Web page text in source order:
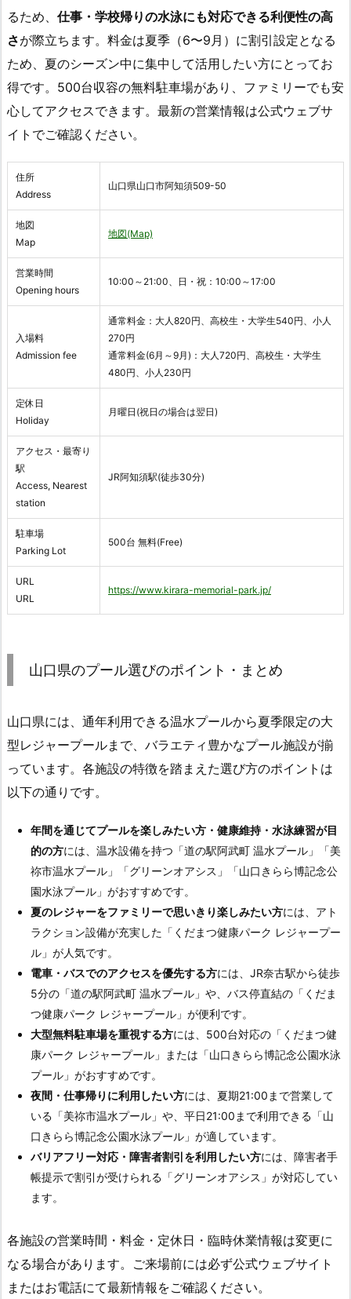
るため、 仕事・学校帰りの水泳にも対応できる利便性の高
さが際立ちます。料金は夏季（6〜9月）に割引設定となる
ため、夏のシーズン中に集中して活用したい方にとってお
得です。500台収容の無料駐車場があり、ファミリーでも安
心してアクセスできます。最新の営業情報は公式ウェブサ
イトでご確認ください。
住所
Address
山口県山口市阿知須509-50
地図
Map
地図(Map)
営業時間
Opening hours
10:00～21:00、日・祝：10:00～17:00
入場料
Admission fee
通常料金：大人820円、高校生・大学生540円、小人
270円
通常料金(6月～9月)：大人720円、高校生・大学生
480円、小人230円
定休日
Holiday
月曜日(祝日の場合は翌日)
アクセス・最寄り
駅
Access, Nearest
station
JR阿知須駅(徒歩30分)
駐車場
Parking Lot
500台 無料(Free)
URL
URL
https://www.kirara-memorial-park.jp/
山口県のプール選びのポイント・まとめ
山口県には、通年利用できる温水プールから夏季限定の大
型レジャープールまで、バラエティ豊かなプール施設が揃
っています。各施設の特徴を踏まえた選び方のポイントは
以下の通りです。
年間を通じてプールを楽しみたい方・健康維持・水泳練習が目
的の方には、温水設備を持つ「道の駅阿武町 温水プール」「美
祢市温水プール」「グリーンオアシス」「山口きらら博記念公
園水泳プール」がおすすめです。
夏のレジャーをファミリーで思いきり楽しみたい方には、アト
ラクション設備が充実した「くだまつ健康パーク レジャープー
ル」が人気です。
電車・バスでのアクセスを優先する方には、JR奈古駅から徒歩
5分の「道の駅阿武町 温水プール」や、バス停直結の「くだま
つ健康パーク レジャープール」が便利です。
大型無料駐車場を重視する方には、500台対応の「くだまつ健
康パーク レジャープール」または「山口きらら博記念公園水泳
プール」がおすすめです。
夜間・仕事帰りに利用したい方には、夏期21:00まで営業して
いる「美祢市温水プール」や、平日21:00まで利用できる「山
口きらら博記念公園水泳プール」が適しています。
バリアフリー対応・障害者割引を利用したい方には、障害者手
帳提示で割引が受けられる「グリーンオアシス」が対応してい
ます。
各施設の営業時間・料金・定休日・臨時休業情報は変更に
なる場合があります。ご来場前には必ず公式ウェブサイト
またはお電話にて最新情報をご確認ください。